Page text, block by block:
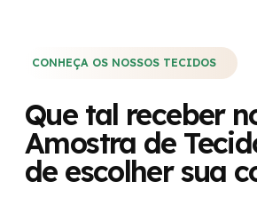
CONHEÇA OS NOSSOS TECIDOS
Que tal receber
Amostra de
de escolher sua